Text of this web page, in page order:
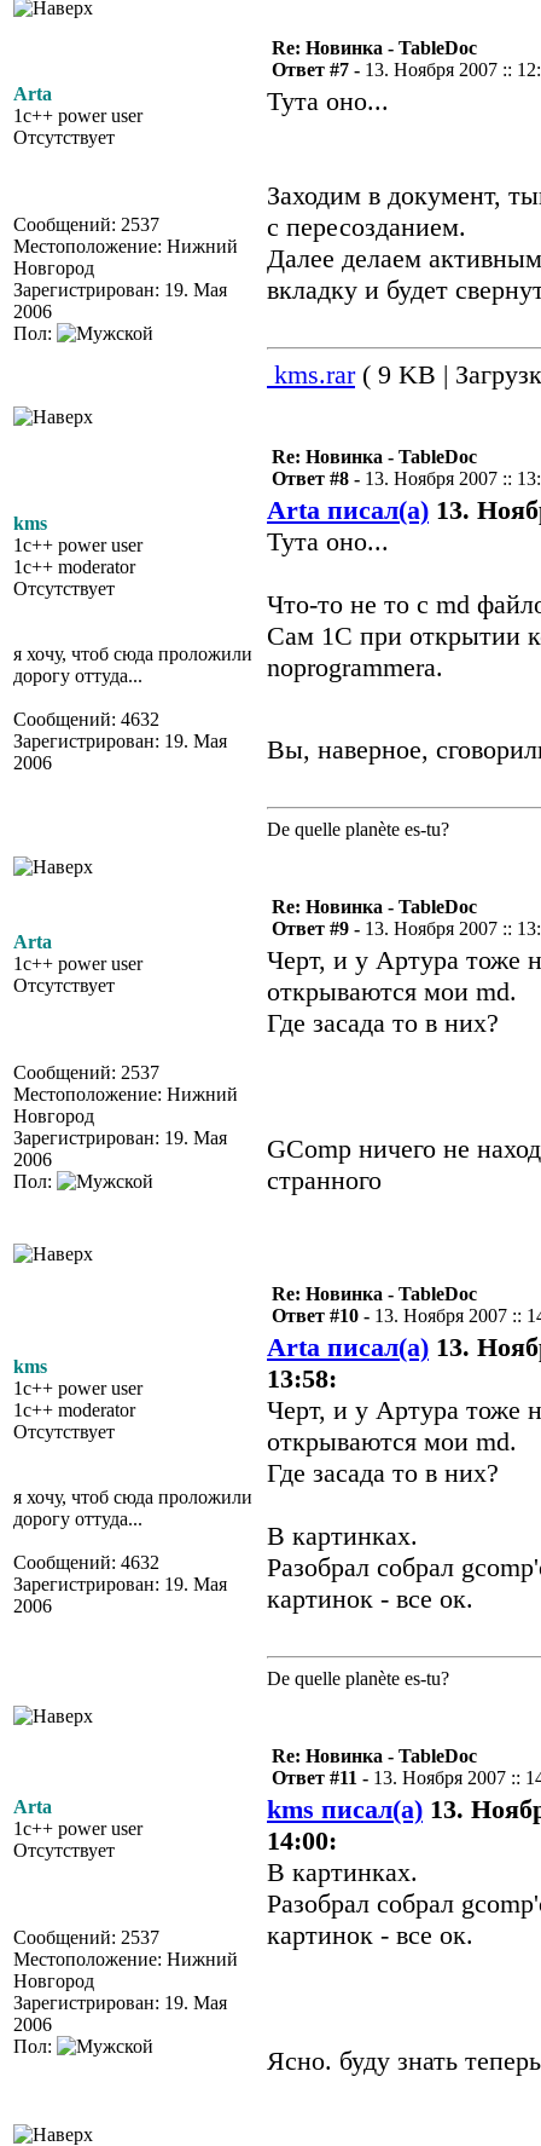
Arta
1c++ power user
Отсутствует
Сообщений: 2537
Местоположение: Нижний
Новгород
Зарегистрирован: 19. Мая
2006
Пол:
Re: Новинка - TableDoc
Ответ #7 - 13. Ноября 2007 ::
Тута оно...
Заходим в документ,
с пересозданием.
Далее делаем
вкладку и будет
kms.rar( 9 KB |
kms
1c++ power user
1c++ moderator
Отсутствует
я хочу, чтоб сюда проложили
дорогу оттуда...
Сообщений: 4632
Зарегистрирован: 19. Мая
2006
Re: Новинка - TableDoc
Ответ #8 - 13. Ноября 2007 ::
Arta писал(а) 13.
Тута оно...
Что-то не то с md
Сам 1С при открытии
noprogrammera.
Вы, наверное,
De quelle planète es-tu?
Arta
1c++ power user
Отсутствует
Сообщений: 2537
Местоположение: Нижний
Новгород
Зарегистрирован: 19. Мая
2006
Пол:
Re: Новинка - TableDoc
Ответ #9 - 13. Ноября 2007 ::
Черт, и у Артура тоже
открываются мои md.
Где засада то в них?
GComp ничего не
странного
kms
1c++ power user
1c++ moderator
Отсутствует
я хочу, чтоб сюда проложили
дорогу оттуда...
Сообщений: 4632
Зарегистрирован: 19. Мая
2006
Re: Новинка - TableDoc
Ответ #10 - 13. Ноября 2007 ::
Arta писал(а) 13.
13:58:
Черт, и у Артура тоже
открываются мои md.
Где засада то в них?
В картинках.
Разобрал собрал
картинок - все ок.
De quelle planète es-tu?
Arta
1c++ power user
Отсутствует
Сообщений: 2537
Местоположение: Нижний
Новгород
Зарегистрирован: 19. Мая
2006
Пол:
Re: Новинка - TableDoc
Ответ #11 - 13. Ноября 2007 ::
kms писал(а) 13.
14:00:
В картинках.
Разобрал собрал
картинок - все ок.
Ясно. буду знать теперь